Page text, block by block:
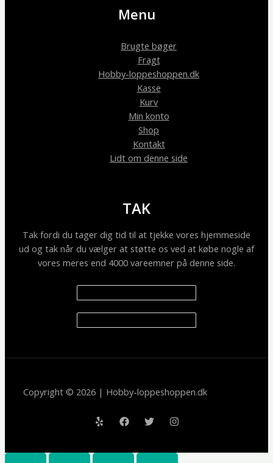
Menu
Brugte bøger
Fragt
Hobby-loppeshoppen.dk
Kasse
Kurv
Min konto
Shop
Kontakt
Lidt om denne side
TAK
Tak fordi du tager dig tid til at tjekke vores hjemmeside
ud og tak når du vælger at støtte os ved at købe nogle af
vores meres end 4000 vareemner på denne side.
Copyright © 2026 | Hobby-loppeshoppen.dk